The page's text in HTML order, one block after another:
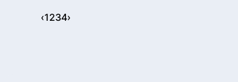
‹1234›